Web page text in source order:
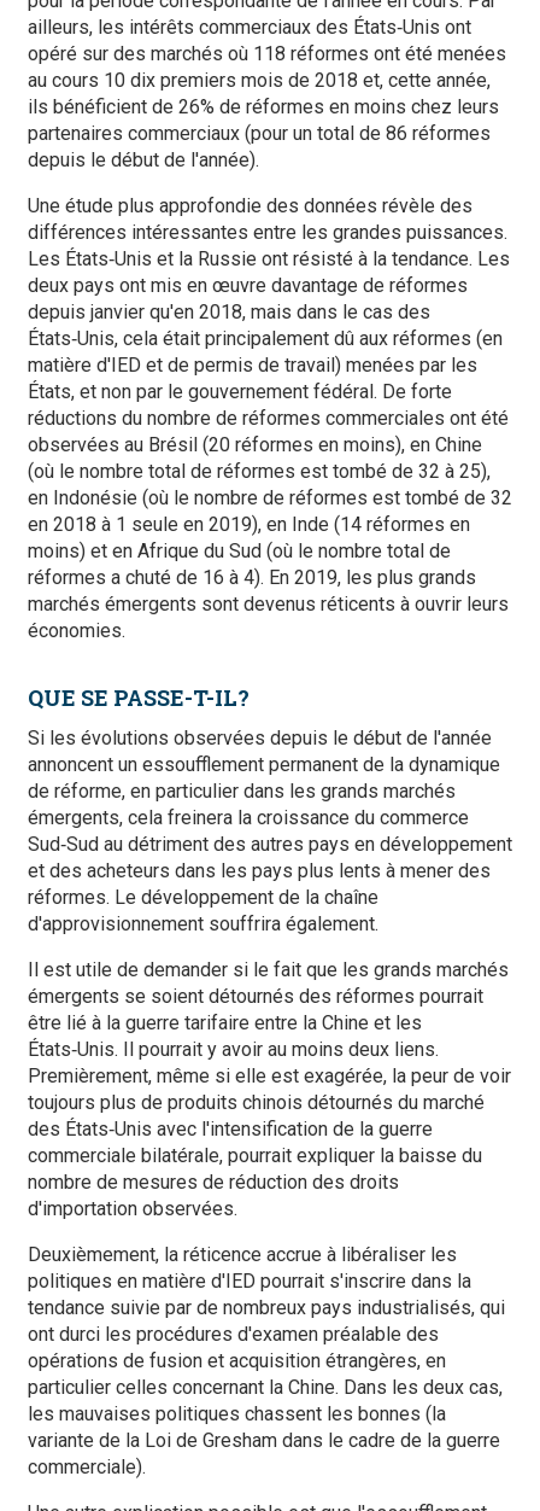
ailleurs, les intérêts commerciaux des États‑Unis ont
opéré sur des marchés où 118 réformes ont été menées
au cours 10 dix premiers mois de 2018 et, cette année,
ils bénéficient de 26% de réformes en moins chez leurs
partenaires commerciaux (pour un total de 86 réformes
depuis le début de l'année).
Une étude plus approfondie des données révèle des
différences intéressantes entre les grandes puissances.
Les États‑Unis et la Russie ont résisté à la tendance. Les
deux pays ont mis en œuvre davantage de réformes
depuis janvier qu'en 2018, mais dans le cas des
États‑Unis, cela était principalement dû aux réformes (en
matière d'IED et de permis de travail) menées par les
États, et non par le gouvernement fédéral. De forte
réductions du nombre de réformes commerciales ont été
observées au Brésil (20 réformes en moins), en Chine
(où le nombre total de réformes est tombé de 32 à 25),
en Indonésie (où le nombre de réformes est tombé de 32
en 2018 à 1 seule en 2019), en Inde (14 réformes en
moins) et en Afrique du Sud (où le nombre total de
réformes a chuté de 16 à 4). En 2019, les plus grands
marchés émergents sont devenus réticents à ouvrir leurs
économies.
QUE SE PASSE-T-IL?
Si les évolutions observées depuis le début de l'année
annoncent un essoufflement permanent de la dynamique
de réforme, en particulier dans les grands marchés
émergents, cela freinera la croissance du commerce
Sud‑Sud au détriment des autres pays en développement
et des acheteurs dans les pays plus lents à mener des
réformes. Le développement de la chaîne
d'approvisionnement souffrira également.
Il est utile de demander si le fait que les grands marchés
émergents se soient détournés des réformes pourrait
être lié à la guerre tarifaire entre la Chine et les
États‑Unis. Il pourrait y avoir au moins deux liens.
Premièrement, même si elle est exagérée, la peur de voir
toujours plus de produits chinois détournés du marché
des États‑Unis avec l'intensification de la guerre
commerciale bilatérale, pourrait expliquer la baisse du
nombre de mesures de réduction des droits
d'importation observées.
Deuxièmement, la réticence accrue à libéraliser les
politiques en matière d'IED pourrait s'inscrire dans la
tendance suivie par de nombreux pays industrialisés, qui
ont durci les procédures d'examen préalable des
opérations de fusion et acquisition étrangères, en
particulier celles concernant la Chine. Dans les deux cas,
les mauvaises politiques chassent les bonnes (la
variante de la Loi de Gresham dans le cadre de la guerre
commerciale).